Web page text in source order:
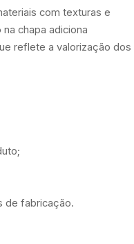
com texturas e
chapa adiciona
reflete a valorização dos
de fabricação.